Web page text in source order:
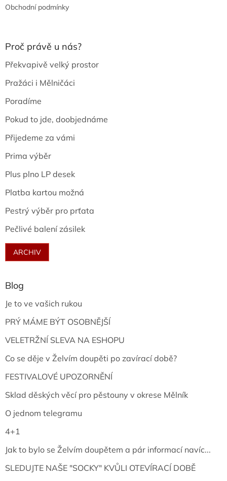
Obchodní podmínky
Proč právě u nás?
Překvapivě velký prostor
Pražáci i Mělničáci
Poradíme
Pokud to jde, doobjednáme
Přijedeme za vámi
Prima výběr
Plus plno LP desek
Platba kartou možná
Pestrý výběr pro prťata
Pečlivé balení zásilek
ARCHIV
Blog
Je to ve vašich rukou
PRÝ MÁME BÝT OSOBNĚJŠÍ
VELETRŽNÍ SLEVA NA ESHOPU
Co se děje v Želvím doupěti po zavírací době?
FESTIVALOVÉ UPOZORNĚNÍ
Sklad děských věcí pro pěstouny v okrese Mělník
O jednom telegramu
4+1
Jak to bylo se Želvím doupětem a pár informací navíc...
SLEDUJTE NAŠE "SOCKY" KVŮLI OTEVÍRACÍ DOBĚ